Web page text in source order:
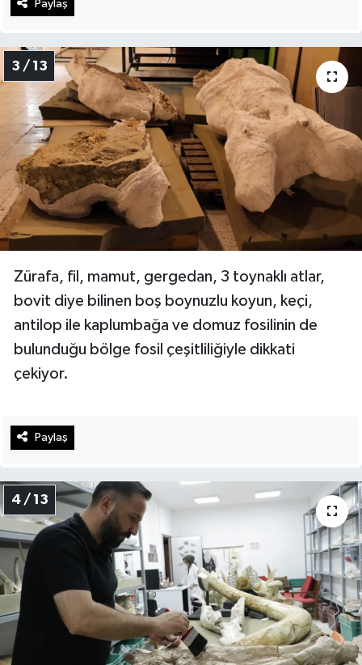
Paylaş
3 / 13
Zürafa, fil, mamut, gergedan, 3 toynaklı atlar,
bovit diye bilinen boş boynuzlu koyun, keçi,
antilop ile kaplumbağa ve domuz fosilinin de
bulunduğu bölge fosil çeşitliliğiyle dikkati
çekiyor.
Paylaş
4 / 13